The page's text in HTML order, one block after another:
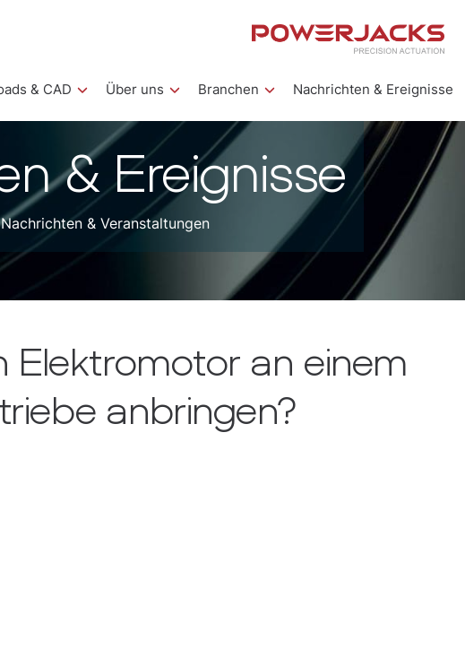
& CAD Über uns Branchen Nachrichten & Ereignisse
& Ereignisse
& Veranstaltungen
Elektromotor an einem
anbringen?